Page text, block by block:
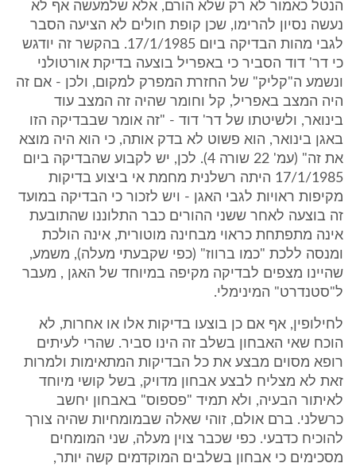
הנטל כאמור לא רק שלא הורם, אלא שלמעשה אף לא
נעשה נסיון להרימו, שכן קופת חולים לא הציעה הסבר
לגבי מהות הבדיקה ביום 17/1/1985. בהקשר זה יודגש
כי דר' דוד הסביר כי באפריל בוצעה בדיקת אורטולני
ונשמע ה"קליק" של החזרת המפרק למקום, ולכן - אם זה
היה המצב באפריל, קל וחומר שהיה זה המצב עוד
בינואר, ולשיטתו של דר' דוד - "זה אומר שבבדיקה הזו
באגן בינואר, הוא פשוט לא בדק אותה, כי הוא היה מוצא
את זה" (עמ' 22 שורה 4). לכן, יש לקבוע שהבדיקה ביום
17/1/1985 היתה רשלנית מחמת אי ביצוע בדיקות
מקיפות ראויות לגבי האגן - ויש לזכור כי הבדיקה במועד
זה בוצעה לאחר ששני ההורים כבר התלוננו שהתובעת
אינה מתפתחת כראוי מבחינה מוטורית, אינה הולכת
ומנסה ללכת "כמו ברווז" (כפי שקבעתי מעלה), משמע,
שהיינו מצפים לבדיקה מקיפה במיוחד של האגן , מעבר
ל"סטנדרט" המינימלי.
לחילופין, אף אם כן בוצעו בדיקות אלו או אחרות, לא
הוכח שאי האבחון בשלב זה הינו סביר. שהרי לעיתים
רופא מסוים מבצע את כל הבדיקות המתאימות ולמרות
זאת לא מצליח לבצע אבחון מדויק, בשל קושי מיוחד
לאיתור הבעיה, ולא תמיד "פספוס" באבחון יחשב
כרשלני. ברם אולם, זוהי שאלה שבמומחיות שהיה צורך
להוכיח כדבעי. כפי שכבר צוין מעלה, שני המומחים
מסכימים כי אבחון בשלבים המוקדמים קשה יותר,